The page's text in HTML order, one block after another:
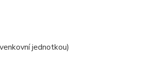
jednotkou)